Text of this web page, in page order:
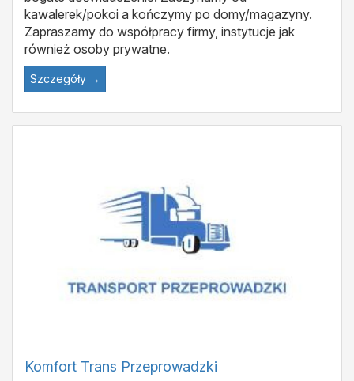
kawalerek/pokoi a kończymy po domy/magazyny.
Zapraszamy do współpracy firmy, instytucje jak
również osoby prywatne.
Szczegóły →
Komfort Trans Przeprowadzki